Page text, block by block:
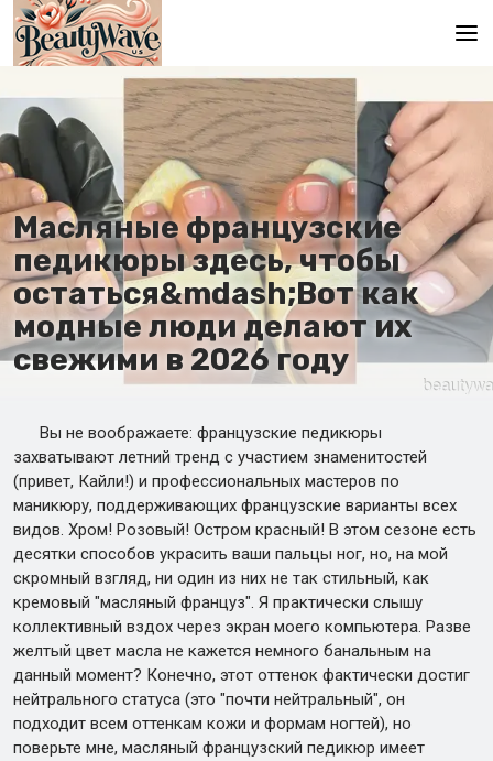
Главная
Es
Ru
It
De
Масляные французские
педикюры здесь, чтобы
остаться&mdash;Вот как
модные люди делают их
свежими в 2026 году
Вы не воображаете: французские педикюры
захватывают летний тренд с участием знаменитостей
(привет, Кайли!) и профессиональных мастеров по
маникюру, поддерживающих французские варианты всех
видов. Хром! Розовый! Остром красный! В этом сезоне есть
десятки способов украсить ваши пальцы ног, но, на мой
скромный взгляд, ни один из них не так стильный, как
кремовый "масляный француз". Я практически слышу
коллективный вздох через экран моего компьютера. Разве
желтый цвет масла не кажется немного банальным на
данный момент? Конечно, этот оттенок фактически достиг
нейтрального статуса (это "почти нейтральный", он
подходит всем оттенкам кожи и формам ногтей), но
поверьте мне, масляный французский педикюр имеет